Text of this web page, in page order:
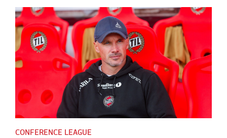
CONFERENCE LEAGUE